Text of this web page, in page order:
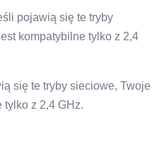
pojawią się te tryby
kompatybilne tylko z 2,4
się te tryby sieciowe, Twoje
tylko z 2,4 GHz.